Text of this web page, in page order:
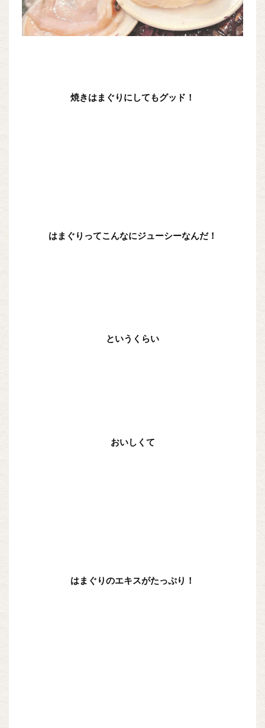
焼きはまぐりにしてもグッド！
はまぐりってこんなにジューシーなんだ！
というくらい
おいしくて
はまぐりのエキスがたっぷり！